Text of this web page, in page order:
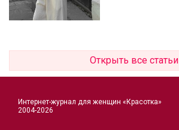
Открыть все статьи
Интернет-журнал для женщин «Красотка»
2004-2026